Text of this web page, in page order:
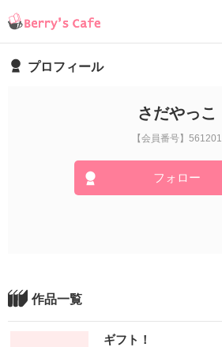
プロフィール
さだやっこ
【会員番号】561201
フォロー
作品一覧
ギフト！